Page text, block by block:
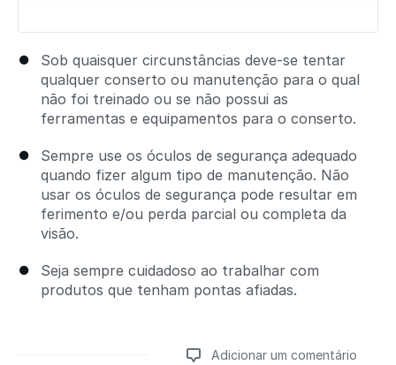
Sob quaisquer circunstâncias deve-se tentar
qualquer conserto ou manutenção para o qual
não foi treinado ou se não possui as
ferramentas e equipamentos para o conserto.
Sempre use os óculos de segurança adequado
quando fizer algum tipo de manutenção. Não
usar os óculos de segurança pode resultar em
ferimento e/ou perda parcial ou completa da
visão.
Seja sempre cuidadoso ao trabalhar com
produtos que tenham pontas afiadas.
Adicionar um comentário